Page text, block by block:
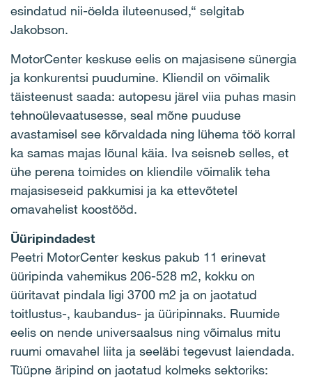
esindatud nii-öelda iluteenused,“ selgitab
Jakobson.
MotorCenter keskuse eelis on majasisene sünergia
ja konkurentsi puudumine. Kliendil on võimalik
täisteenust saada: autopesu järel viia puhas masin
tehnoülevaatusesse, seal mõne puuduse
avastamisel see kõrvaldada ning lühema töö korral
ka samas majas lõunal käia. Iva seisneb selles, et
ühe perena toimides on kliendile võimalik teha
majasiseseid pakkumisi ja ka ettevõtetel
omavahelist koostööd.
Üüripindadest
Peetri MotorCenter keskus pakub 11 erinevat
üüripinda vahemikus 206-528 m2, kokku on
üüritavat pindala ligi 3700 m2 ja on jaotatud
toitlustus-, kaubandus- ja üüripinnaks. Ruumide
eelis on nende universaalsus ning võimalus mitu
ruumi omavahel liita ja seeläbi tegevust laiendada.
Tüüpne äripind on jaotatud kolmeks sektoriks: